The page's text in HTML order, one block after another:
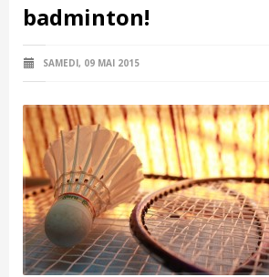
badminton!
SAMEDI, 09 MAI 2015